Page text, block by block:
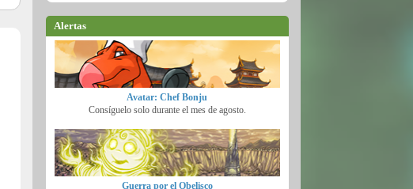
Alertas
Avatar: Chef Bonju
Consíguelo solo durante el mes de agosto.
Guerra por el Obelisco